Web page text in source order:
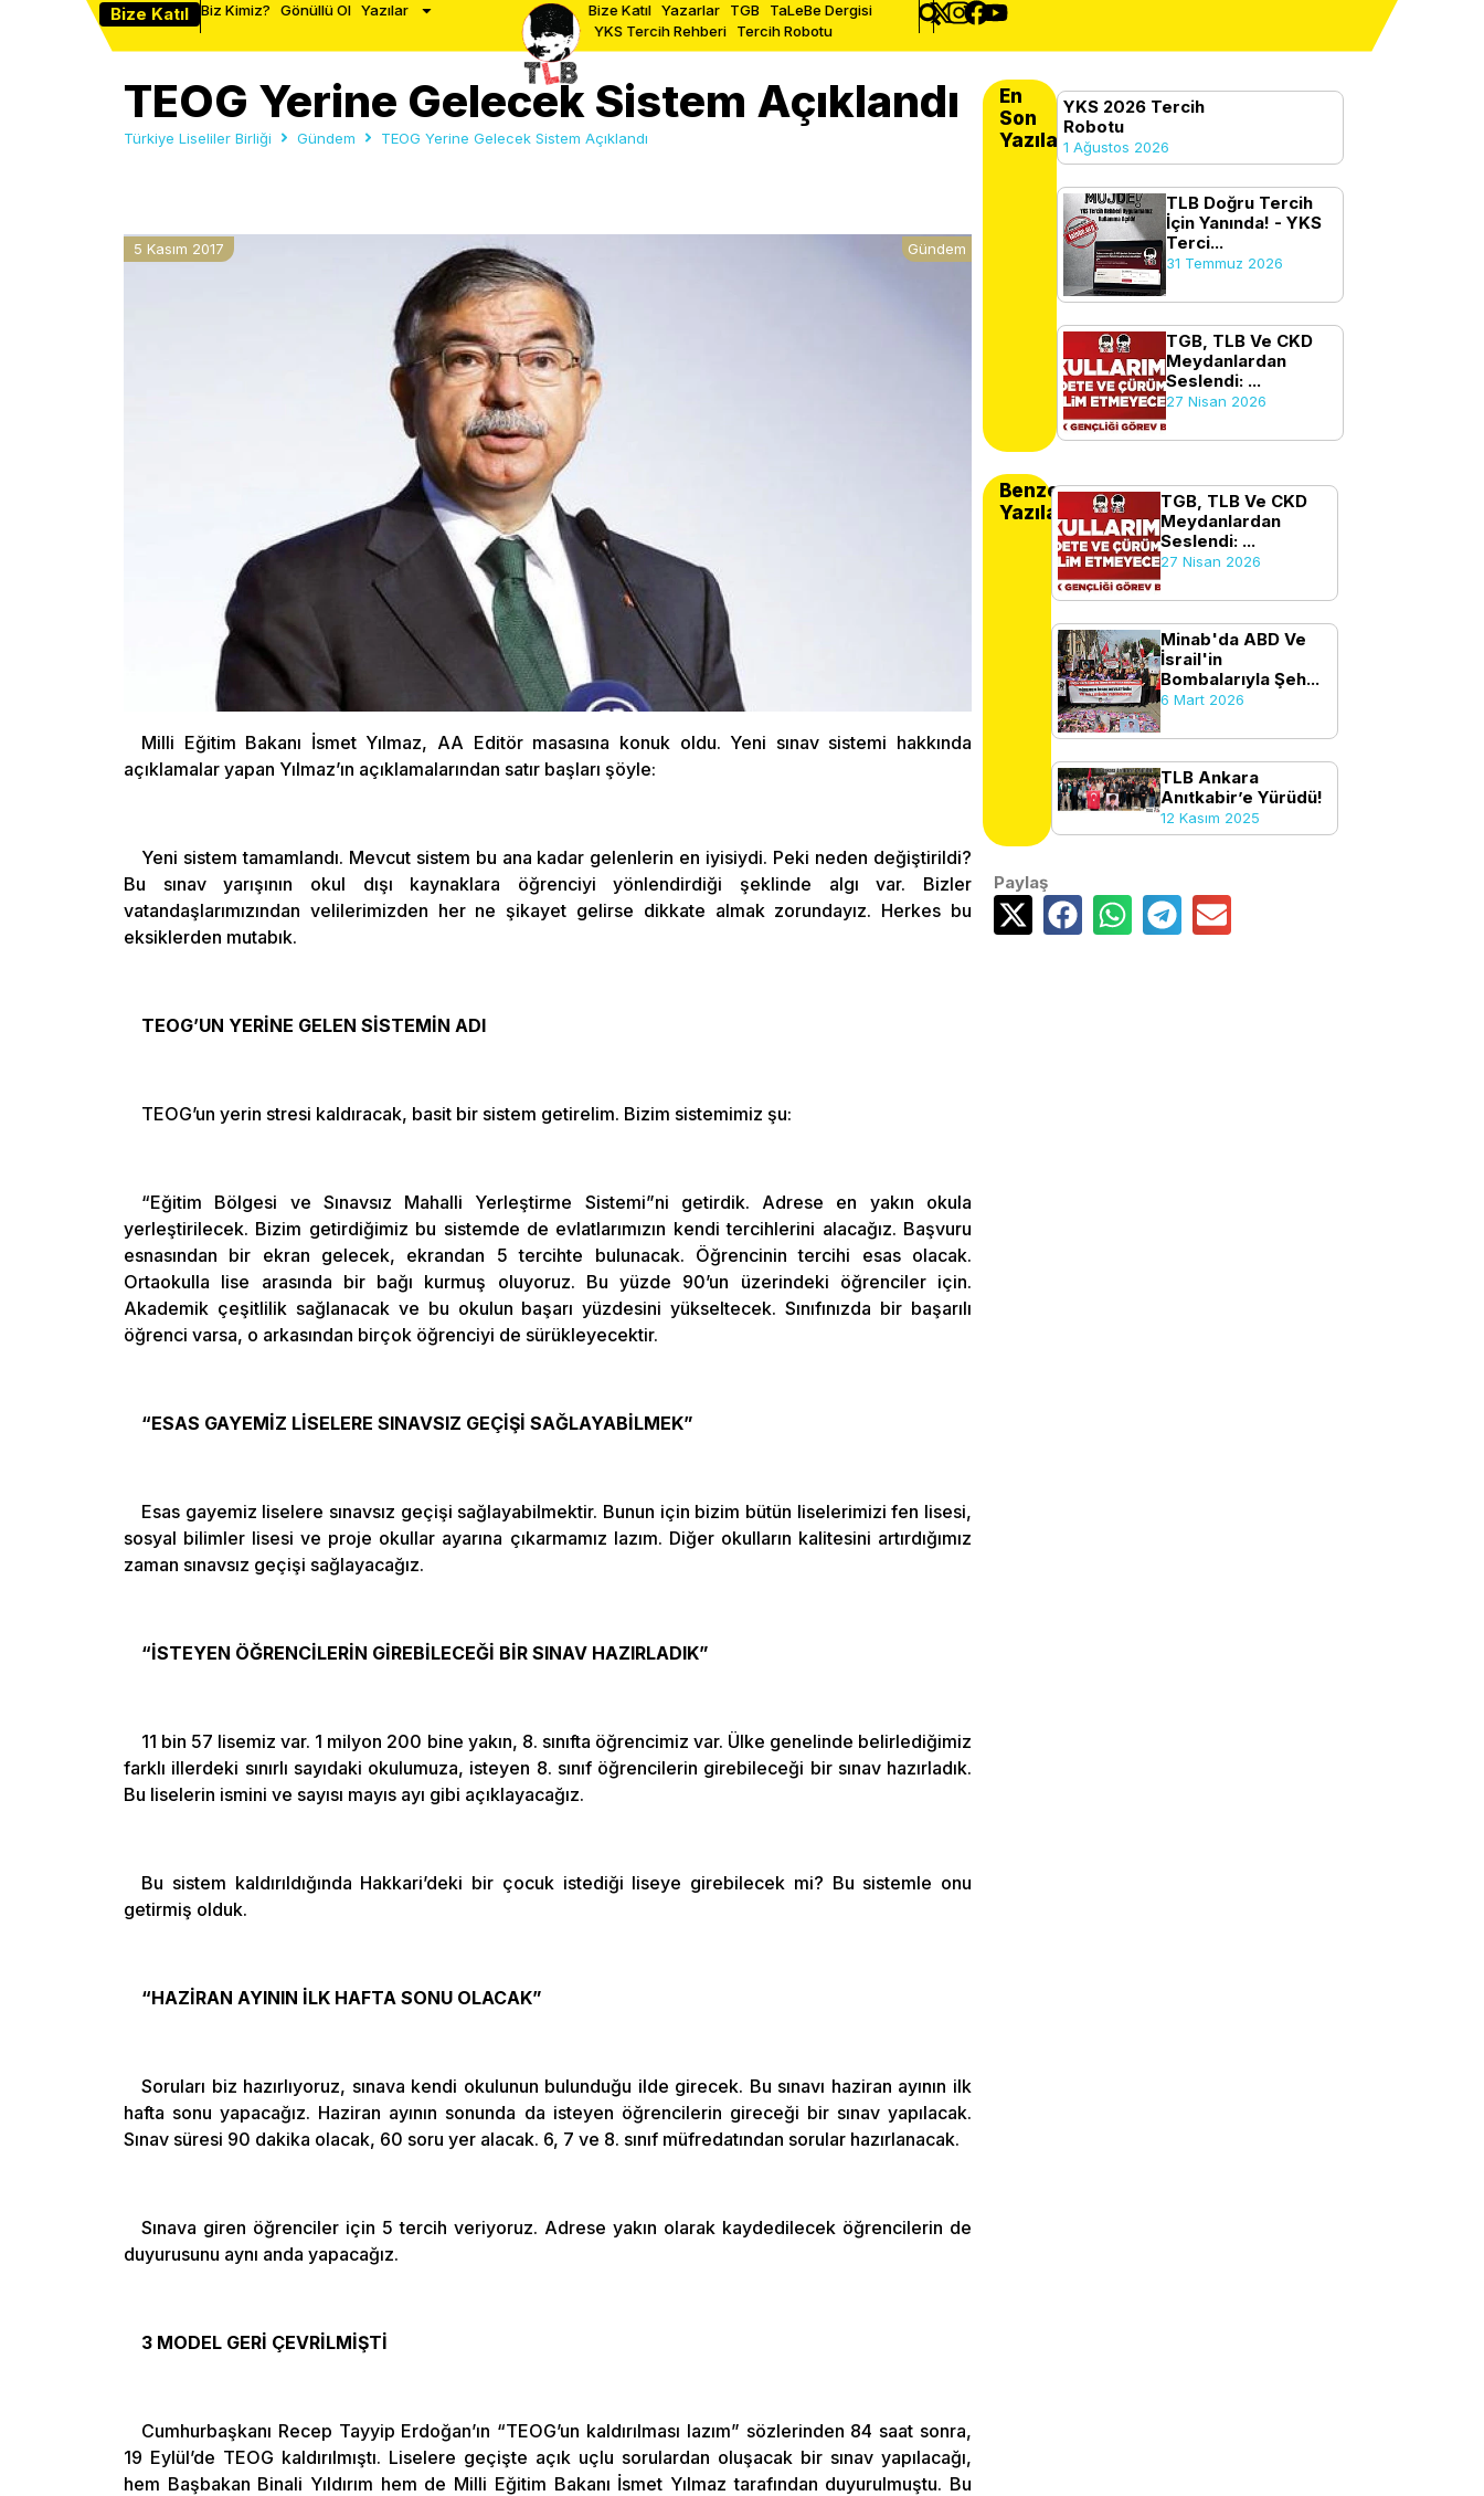
Bize Katıl Biz Kimiz? Gönüllü Ol Yazılar Bize Katıl Yazarlar TGB TaLeBe Dergisi
YKS Tercih Rehberi Tercih Robotu
TEOG Yerine Gelecek Sistem Açıklandı
Türkiye Liseliler Birliği Gündem TEOG Yerine Gelecek Sistem Açıklandı
5 Kasım 2017 Gündem
Milli Eğitim Bakanı İsmet Yılmaz, AA Editör masasına konuk oldu. Yeni sınav sistemi hakkında
açıklamalar yapan Yılmaz’ın açıklamalarından satır başları şöyle:
Yeni sistem tamamlandı. Mevcut sistem bu ana kadar gelenlerin en iyisiydi. Peki neden değiştirildi?
Bu sınav yarışının okul dışı kaynaklara öğrenciyi yönlendirdiği şeklinde algı var. Bizler
vatandaşlarımızından velilerimizden her ne şikayet gelirse dikkate almak zorundayız. Herkes bu
eksiklerden mutabık.
TEOG’UN YERİNE GELEN SİSTEMİN ADI
TEOG’un yerin stresi kaldıracak, basit bir sistem getirelim. Bizim sistemimiz şu:
“Eğitim Bölgesi ve Sınavsız Mahalli Yerleştirme Sistemi”ni getirdik. Adrese en yakın okula
yerleştirilecek. Bizim getirdiğimiz bu sistemde de evlatlarımızın kendi tercihlerini alacağız. Başvuru
esnasından bir ekran gelecek, ekrandan 5 tercihte bulunacak. Öğrencinin tercihi esas olacak.
Ortaokulla lise arasında bir bağı kurmuş oluyoruz. Bu yüzde 90’un üzerindeki öğrenciler için.
Akademik çeşitlilik sağlanacak ve bu okulun başarı yüzdesini yükseltecek. Sınıfınızda bir başarılı
öğrenci varsa, o arkasından birçok öğrenciyi de sürükleyecektir.
“ESAS GAYEMİZ LİSELERE SINAVSIZ GEÇİŞİ SAĞLAYABİLMEK”
Esas gayemiz liselere sınavsız geçişi sağlayabilmektir. Bunun için bizim bütün liselerimizi fen lisesi,
sosyal bilimler lisesi ve proje okullar ayarına çıkarmamız lazım. Diğer okulların kalitesini artırdığımız
zaman sınavsız geçişi sağlayacağız.
“İSTEYEN ÖĞRENCİLERİN GİREBİLECEĞİ BİR SINAV HAZIRLADIK”
11 bin 57 lisemiz var. 1 milyon 200 bine yakın, 8. sınıfta öğrencimiz var. Ülke genelinde belirlediğimiz
farklı illerdeki sınırlı sayıdaki okulumuza, isteyen 8. sınıf öğrencilerin girebileceği bir sınav hazırladık.
Bu liselerin ismini ve sayısı mayıs ayı gibi açıklayacağız.
Bu sistem kaldırıldığında Hakkari’deki bir çocuk istediği liseye girebilecek mi? Bu sistemle onu
getirmiş olduk.
“HAZİRAN AYININ İLK HAFTA SONU OLACAK”
Soruları biz hazırlıyoruz, sınava kendi okulunun bulunduğu ilde girecek. Bu sınavı haziran ayının ilk
hafta sonu yapacağız. Haziran ayının sonunda da isteyen öğrencilerin gireceği bir sınav yapılacak.
Sınav süresi 90 dakika olacak, 60 soru yer alacak. 6, 7 ve 8. sınıf müfredatından sorular hazırlanacak.
Sınava giren öğrenciler için 5 tercih veriyoruz. Adrese yakın olarak kaydedilecek öğrencilerin de
duyurusunu aynı anda yapacağız.
3 MODEL GERİ ÇEVRİLMİŞTİ
Cumhurbaşkanı Recep Tayyip Erdoğan’ın “TEOG’un kaldırılması lazım” sözlerinden 84 saat sonra,
19 Eylül’de TEOG kaldırılmıştı. Liselere geçişte açık uçlu sorulardan oluşacak bir sınav yapılacağı,
hem Başbakan Binali Yıldırım hem de Milli Eğitim Bakanı İsmet Yılmaz tarafından duyurulmuştu. Bu
En
Son
Yazılanlar
YKS 2026 Tercih
Robotu
1 Ağustos 2026
TLB Doğru Tercih
İçin Yanında! - YKS
Terci...
31 Temmuz 2026
TGB, TLB Ve CKD
Meydanlardan
Seslendi: ...
27 Nisan 2026
Benzer
Yazılar
TGB, TLB Ve CKD
Meydanlardan
Seslendi: ...
27 Nisan 2026
Minab'da ABD Ve
İsrail'in
Bombalarıyla Şeh...
6 Mart 2026
TLB Ankara
Anıtkabir’e Yürüdü!
12 Kasım 2025
Paylaş